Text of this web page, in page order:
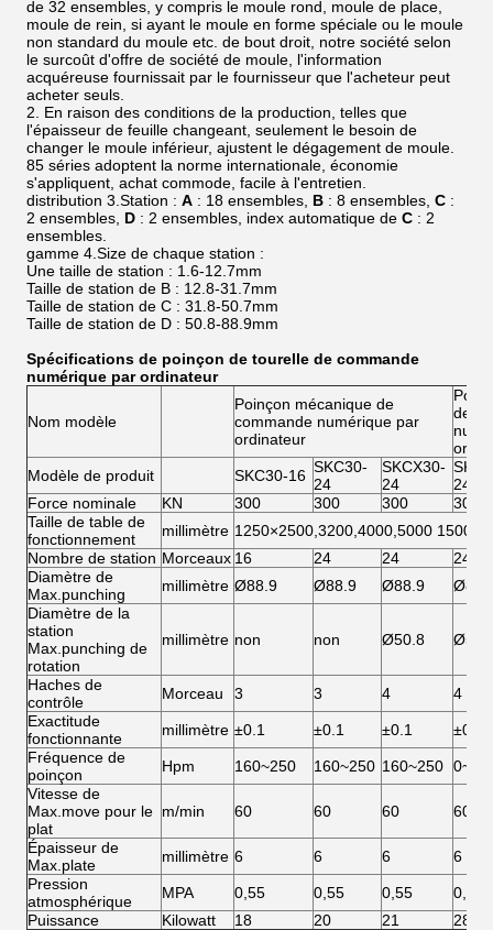
de 32 ensembles, y compris le moule rond, moule de place,
moule de rein, si ayant le moule en forme spéciale ou le moule
non standard du moule etc. de bout droit, notre société selon
le surcoût d'offre de société de moule, l'information
acquéreuse fournissait par le fournisseur que l'acheteur peut
acheter seuls.
2. En raison des conditions de la production, telles que
l'épaisseur de feuille changeant, seulement le besoin de
changer le moule inférieur, ajustent le dégagement de moule.
85 séries adoptent la norme internationale, économie
s'appliquent, achat commode, facile à l'entretien.
distribution 3.Station : A : 18 ensembles, B : 8 ensembles, C :
2 ensembles, D : 2 ensembles, index automatique de C : 2
ensembles.
gamme 4.Size de chaque station :
Une taille de station : 1.6-12.7mm
Taille de station de B : 12.8-31.7mm
Taille de station de C : 31.8-50.7mm
Taille de station de D : 50.8-88.9mm
Spécifications de poinçon de tourelle de commande
numérique par ordinateur
Nom modèle
Poinçon mécanique de
commande numérique par
ordinateur
de
Modèle de produit
SKC30-16 SKC30-
24
SKCX30-
24
24
Force nominale
KN 300 300 300
300
Taille de table de
fonctionnement
millimètre 1250×2500,3200,4000,5000
Nombre de station Morceaux 16 24 24
24
Diamètre de
Max.punching
millimètre Ø88.9 Ø88.9 Ø88.9
Diamètre de la
station
Max.punching de
rotation
millimètre non non Ø50.8
Haches de
contrôle
Morceau 3 3 4
4
Exactitude
fonctionnante
millimètre ±0.1 ±0.1 ±0.1
±0.1
Fréquence de
poinçon
Hpm 160~250 160~250 160~250
Vitesse de
Max.move pour le
plat
m/min 60 60 60 60
Épaisseur de
Max.plate
millimètre 6 6 6
6
Pression
atmosphérique
MPA 0,55 0,55 0,55
0,55
Puissance
Kilowatt 18 20 21 28